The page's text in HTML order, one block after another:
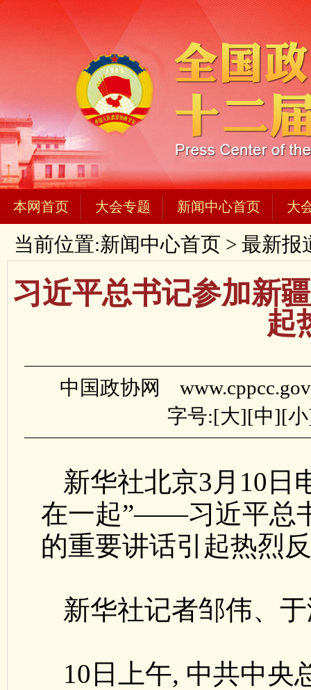
本网首页 大会专题 新闻中心首页 大
当前位置:新闻中心首页 > 最新报
习近平总书记参加新
起
中国政协网
字号:[大][中][小
新华社北京3月10日
在一起”——习近平总
的重要讲话引起热烈
新华社记者邹伟、
10日上午, 中共中央